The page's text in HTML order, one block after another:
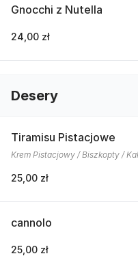
Gnocchi z Nutella
24,00 zł
Desery
Tiramisu Pistacjowe
Krem Pistacjowy / Biszkopty /
25,00 zł
cannolo
25,00 zł